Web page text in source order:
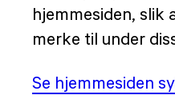
hjemmesiden, slik
merke til under
Se hjemmesiden